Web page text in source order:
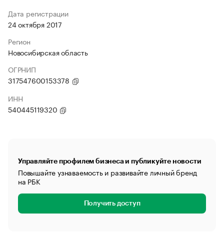
Дата регистрации
24 октября 2017
Регион
Новосибирская область
ОГРНИП
317547600153378
ИНН
540445119320
Управляйте профилем бизнеса и публикуйте новости
Повышайте узнаваемость и развивайте личный бренд
на РБК
Получить доступ